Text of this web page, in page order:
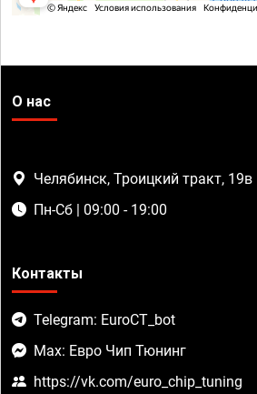
О нас
Челябинск, Троицкий тракт, 19в
Пн-Сб | 09:00 - 19:00
Контакты
Telegram: EuroCT_bot
Max: Евро Чип Тюнинг
https://vk.com/euro_chip_tuning